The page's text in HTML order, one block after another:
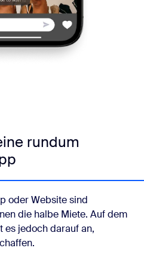
rundum
oder Website sind
die halbe Miete. Auf dem
es jedoch darauf an,